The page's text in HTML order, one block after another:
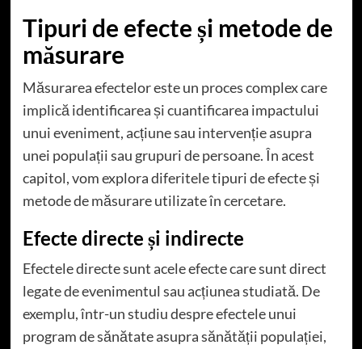
Tipuri de efecte și metode de
măsurare
Măsurarea efectelor este un proces complex care
implică identificarea și cuantificarea impactului
unui eveniment, acțiune sau intervenție asupra
unei populații sau grupuri de persoane. În acest
capitol, vom explora diferitele tipuri de efecte și
metode de măsurare utilizate în cercetare.
Efecte directe și indirecte
Efectele directe sunt acele efecte care sunt direct
legate de evenimentul sau acțiunea studiată. De
exemplu, într-un studiu despre efectele unui
program de sănătate asupra sănătății populației,